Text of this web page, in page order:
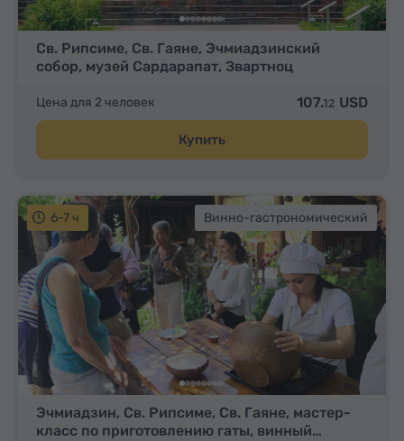
Св. Рипсиме, Св. Гаяне, Эчмиадзинский
собор, музей Сардарапат, Звартноц
Цена для 2 человек 107.12 USD
Купить
6-7 ч Винно-гастрономический
Эчмиадзин, Св. Рипсиме, Св. Гаяне, мастер-
класс по приготовлению гаты, винный…